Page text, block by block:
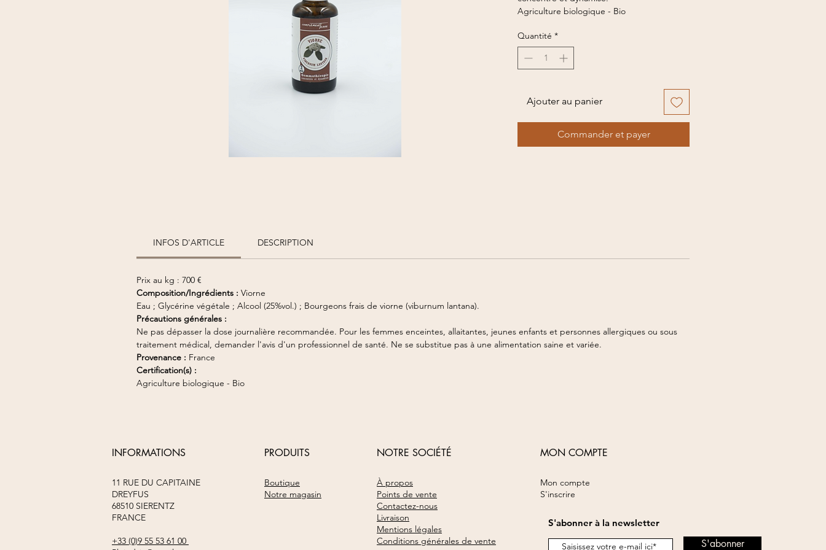
Agriculture biologique - Bio
Quantité *
Ajouter au panier
Commander et payer
INFOS D'ARTICLE DESCRIPTION
Prix au kg : 700 €
Composition/Ingrédients : Viorne
Eau ; Glycérine végétale ; Alcool (25%vol.) ; Bourgeons frais de viorne (viburnum lantana).
Précautions générales :
Ne pas dépasser la dose journalière recommandée. Pour les femmes enceintes, allaitantes, jeunes enfants et personnes allergiques ou sous
traitement médical, demander l'avis d'un professionnel de santé. Ne se substitue pas à une alimentation saine et variée.
Provenance : France
Certification(s) :
Agriculture biologique - Bio
INFORMATIONS
11 RUE DU CAPITAINE
DREYFUS
68510 SIERENTZ
FRANCE
+33 (0)9 55 53 61 00
PRODUITS NOTRE SOCIÉTÉ
Boutique
Notre magasin
À propos
Points de vente​
Contactez-nous
Livraison
Mentions légales
Conditions générales de vente
MON COMPTE
Mon compte
S'inscrire
S'abonner à la newsletter
S'abonner